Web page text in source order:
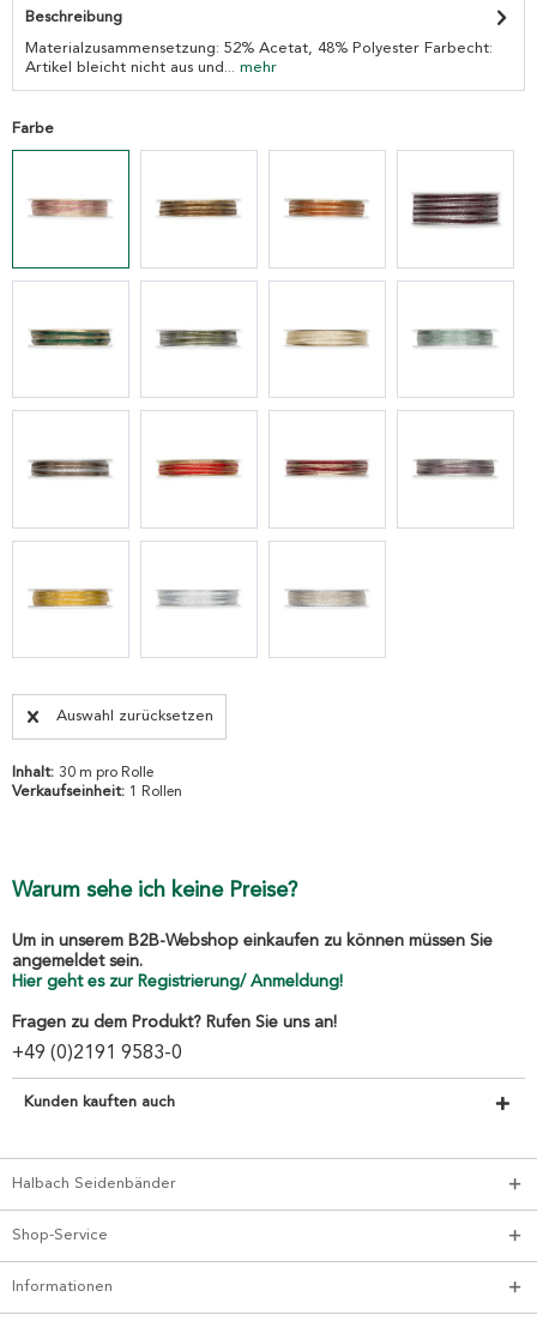
Beschreibung
Materialzusammensetzung: 52% Acetat, 48% Polyester Farbecht:
Artikel bleicht nicht aus und... mehr
Farbe
Auswahl zurücksetzen
Inhalt: 30 m pro Rolle
Verkaufseinheit: 1 Rollen
Warum sehe ich keine Preise?
Um in unserem B2B-Webshop einkaufen zu können müssen Sie
angemeldet sein.
Hier geht es zur Registrierung/ Anmeldung!
Fragen zu dem Produkt? Rufen Sie uns an!
+49 (0)2191 9583-0
Kunden kauften auch
Halbach Seidenbänder
Shop-Service
Informationen